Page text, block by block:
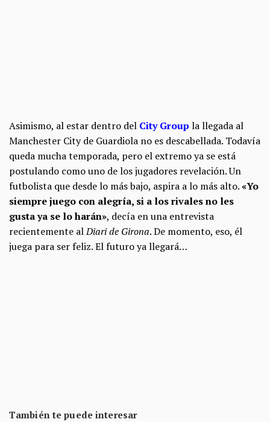
Asimismo, al estar dentro del City Group la llegada al
Manchester City de Guardiola no es descabellada. Todavía
queda mucha temporada, pero el extremo ya se está
postulando como uno de los jugadores revelación. Un
futbolista que desde lo más bajo, aspira a lo más alto.«Yo
siempre juego con alegría, si a los rivales no les
gusta ya se lo harán», decía en una entrevista
recientemente alDiari de Girona. De momento, eso, él
juega para ser feliz. El futuro ya llegará…
También te puede interesar